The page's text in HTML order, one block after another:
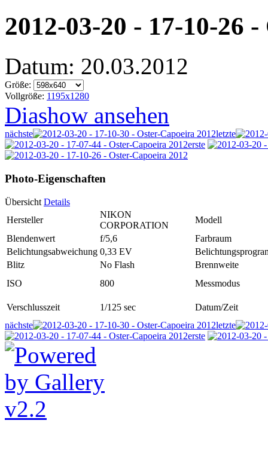
2012-03-20 - 17-10-26
Datum: 20.03.2012
Größe:
Vollgröße: 1195x1280
Diashow ansehen
nächste
letzte
erste
Photo-Eigenschaften
Übersicht Details
Hersteller
NIKON
CORPORATION
Modell
Blendenwert
f/5,6
Farbraum
Belichtungsabweichung 0,33 EV
Blitz
No Flash
Brennweite
ISO
800 Messmodus
Verschlusszeit 1/125 sec
Datum/Zeit
nächste
letzte
erste